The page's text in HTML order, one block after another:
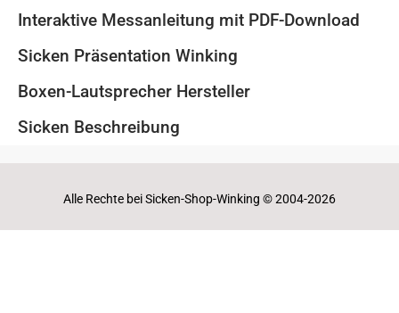
Interaktive Messanleitung mit PDF-Download
Sicken Präsentation Winking
Boxen-Lautsprecher Hersteller
Sicken Beschreibung
Alle Rechte bei Sicken-Shop-Winking © 2004-2026